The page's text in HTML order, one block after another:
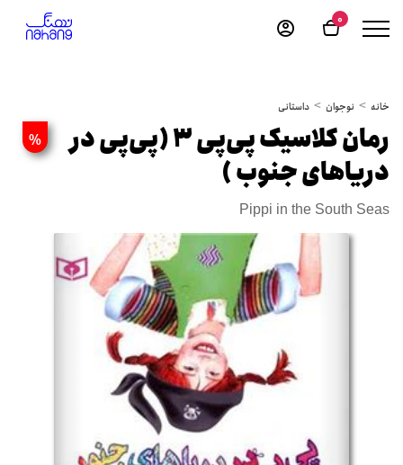
0
خانه نوجوان داستانی
%
رمان کلاسیک پی‌پی 3 (پی‌پی در
دریاهای جنوب )
Pippi in the South Seas